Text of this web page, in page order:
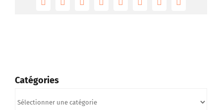
FacebookTwitterRedditLinkedInTumblrPinterest
Vk Email
Catégories